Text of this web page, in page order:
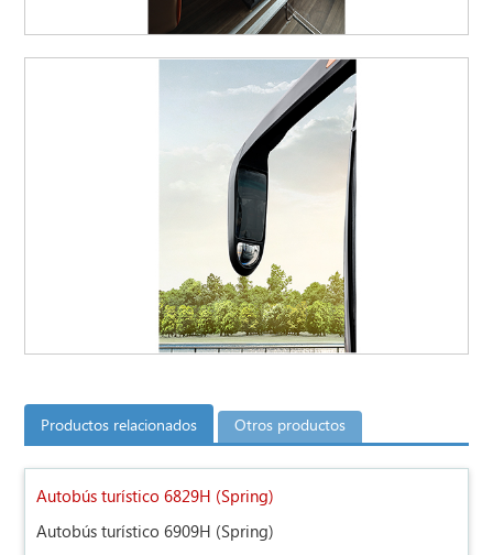
Productos relacionados Otros productos
Autobús turístico 6829H (Spring)
Autobús turístico 6909H (Spring)